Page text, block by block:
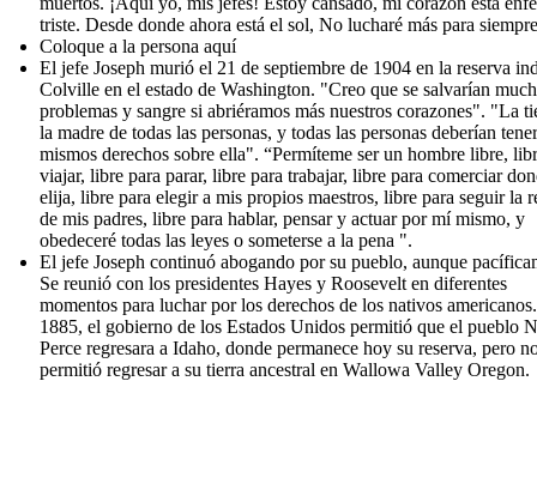
triste. Desde donde ahora está el sol, No lucharé más para
Coloque a la persona aquí
El jefe Joseph murió el 21 de septiembre de 1904 en la reserva
Colville en el estado de Washington. "Creo que se salvarían
problemas y sangre si abriéramos más nuestros corazones". "La
la madre de todas las personas, y todas las personas deberían
mismos derechos sobre ella". “Permíteme ser un hombre libre,
viajar, libre para parar, libre para trabajar, libre para comerciar
elija, libre para elegir a mis propios maestros, libre para seguir la
de mis padres, libre para hablar, pensar y actuar por mí mismo, y
obedeceré todas las leyes o someterse a la pena ".
El jefe Joseph continuó abogando por su pueblo, aunque
Se reunió con los presidentes Hayes y Roosevelt en diferentes
momentos para luchar por los derechos de los nativos
1885, el gobierno de los Estados Unidos permitió que el pueblo
Perce regresara a Idaho, donde permanece hoy su reserva, pero
permitió regresar a su tierra ancestral en Wallowa Valley Oregon.